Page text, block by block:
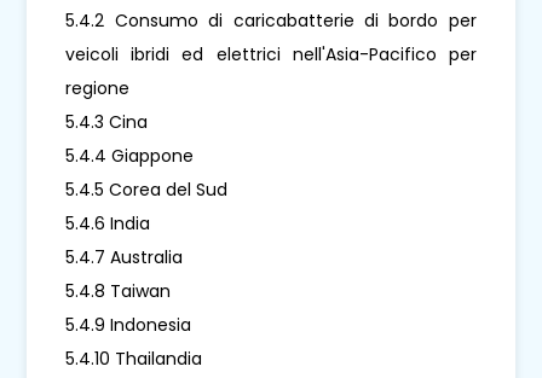
5.4.2 Consumo di caricabatterie di bordo per
veicoli ibridi ed elettrici nell'Asia-Pacifico per
regione
5.4.3 Cina
5.4.4 Giappone
5.4.5 Corea del Sud
5.4.6 India
5.4.7 Australia
5.4.8 Taiwan
5.4.9 Indonesia
5.4.10 Thailandia